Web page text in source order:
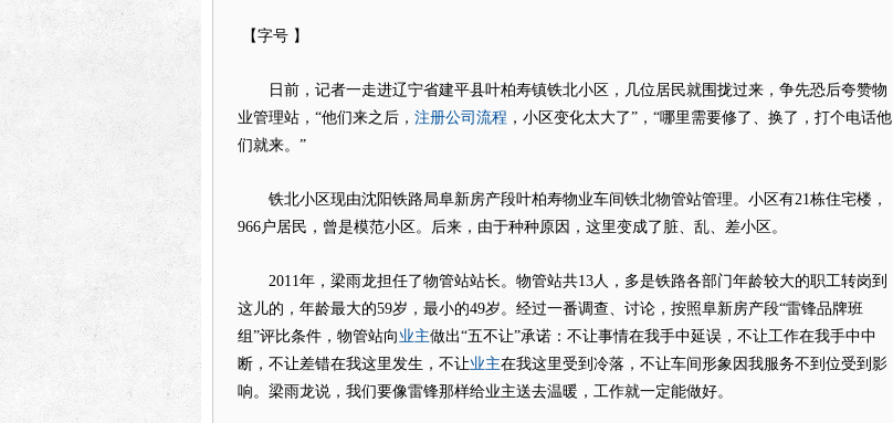
【字号 】
日前，记者一走进辽宁省建平县叶柏寿镇铁北小区，几位居民就围拢过来，争先恐后夸赞物
业管理站，“他们来之后， 注册公司流程 ，小区变化太大了”，“哪里需要修了、换了，打个电话他
们就来。”
铁北小区现由沈阳铁路局阜新房产段叶柏寿物业车间铁北物管站管理。小区有21栋住宅楼，
966户居民，曾是模范小区。后来，由于种种原因，这里变成了脏、乱、差小区。
2011年，梁雨龙担任了物管站站长。物管站共13人，多是铁路各部门年龄较大的职工转岗到
这儿的，年龄最大的59岁，最小的49岁。经过一番调查、讨论，按照阜新房产段“雷锋品牌班
组”评比条件，物管站向 业主做出“五不让”承诺：不让事情在我手中延误，不让工作在我手中中
断，不让差错在我这里发生，不让业主在我这里受到冷落，不让车间形象因我服务不到位受到影
响。梁雨龙说，我们要像雷锋那样给业主送去温暖，工作就一定能做好。